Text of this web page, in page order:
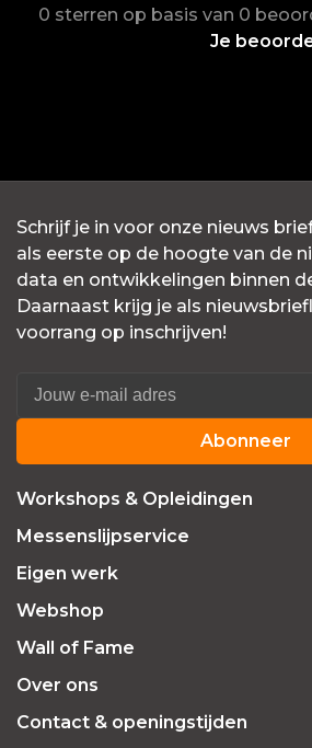
0 sterren op basis van 0
Je
Schrijf je in voor onze nieuws
als eerste op de hoogte van de
data en ontwikkelingen binnen
Daarnaast krijg je als
voorrang op inschrijven!
Abonneer
Workshops & Opleidingen
Messenslijpservice
Eigen werk
Webshop
Wall of Fame
Over ons
Contact & openingstijden